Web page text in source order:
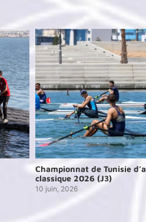
Championnat de Tunisie
classique 2026 (J3)
10 juin, 2026